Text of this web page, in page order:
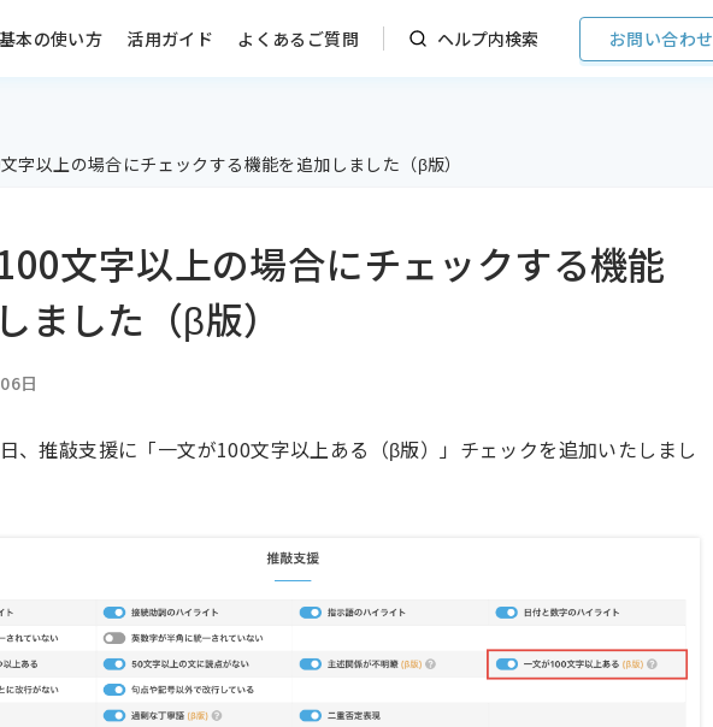
基本の使い方 活用ガイド よくあるご質問 ヘルプ内検索 お問い合わせ
字以上の場合にチェックする機能を追加しました（β版）
文字以上の場合にチェックする機能
ました（β版）
日
、推敲支援に「一文が100文字以上ある（β版）」チェックを追加いたしまし